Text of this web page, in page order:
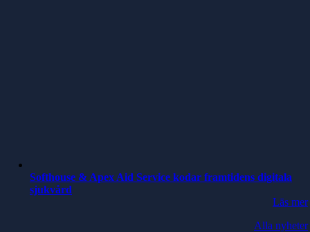
Softhouse & Apex Aid Service kodar framtidens digitala
sjukvård
Läs mer
Alla nyheter